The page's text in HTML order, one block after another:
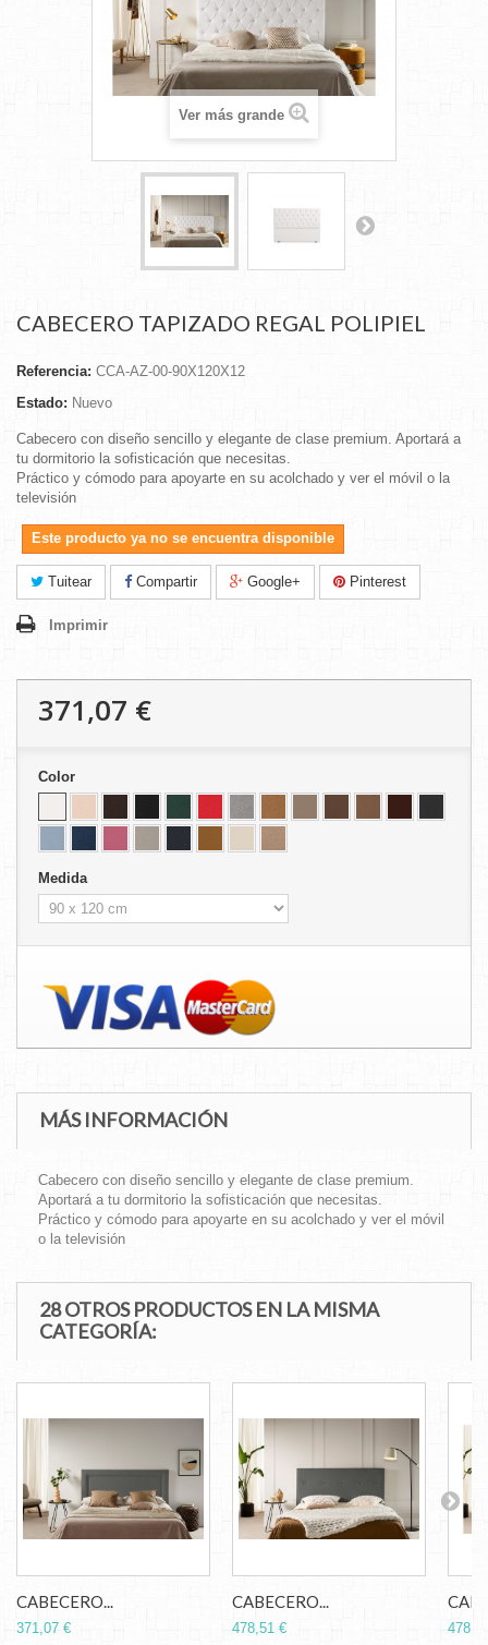
Ver más grande
CABECERO TAPIZADO REGAL POLIPIEL
Referencia: CCA-AZ-00-90X120X12
Estado: Nuevo
Cabecero con diseño sencillo y elegante de clase premium. Aportará a
tu dormitorio la sofisticación que necesitas.
Práctico y cómodo para apoyarte en su acolchado y ver el móvil o la
televisión
Este producto ya no se encuentra disponible
Tuitear Compartir Google+ Pinterest
Imprimir
371,07 €
Color
Medida
MÁS INFORMACIÓN
Cabecero con diseño sencillo y elegante de clase premium.
Aportará a tu dormitorio la sofisticación que necesitas.
Práctico y cómodo para apoyarte en su acolchado y ver el móvil
o la televisión
28 OTROS PRODUCTOS EN LA MISMA
CATEGORÍA:
CABECERO...
371,07 €
CABECERO...
478,51 €